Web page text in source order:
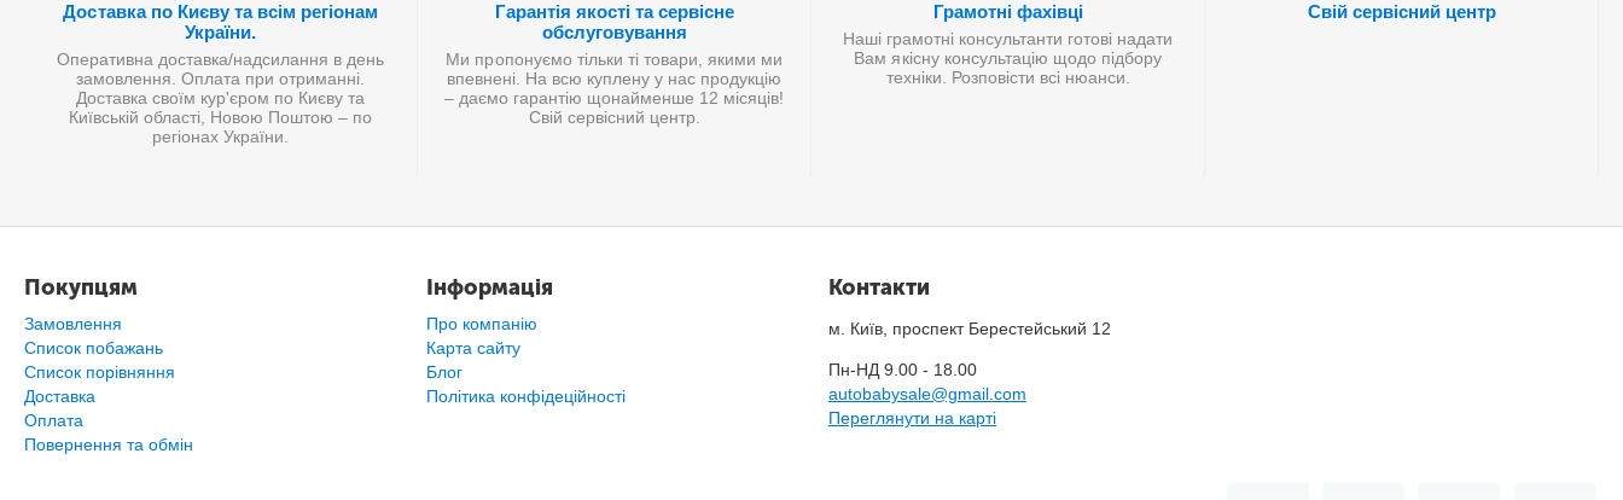
Доставка по Києву та всім регіонам
України.
Оперативна доставка/надсилання в день
замовлення. Оплата при отриманні.
Доставка своїм кур'єром по Києву та
Київській області, Новою Поштою – по
регіонах України.
Гарантія якості та сервісне
обслуговування
Ми пропонуємо тільки ті товари, якими ми
впевнені. На всю куплену у нас продукцію
– даємо гарантію щонайменше 12 місяців!
Свій сервісний центр.
Грамотні фахівці
Наші грамотні консультанти готові надати
Вам якісну консультацію щодо підбору
техніки. Розповісти всі нюанси.
Свій сервісний центр
Покупцям
Замовлення
Список побажань
Cписок порівняння
Доставка
Оплата
Повернення та обмін
Інформація
Про компанію
Карта сайту
Блог
Політика конфідеційності
Контакти
м. Київ, проспект Берестейський 12
Пн-НД 9.00 - 18.00
autobabysale@gmail.com
Переглянути на карті